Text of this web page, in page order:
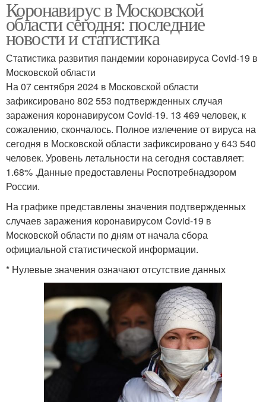
Коронавирус в Московской
области сегодня: последние
новости и статистика
Статистика развития пандемии коронавируса Covid-19 в
Московской области
На 07 сентября 2024 в Московской области
зафиксировано 802 553 подтвержденных случая
заражения коронавирусом Covid-19. 13 469 человек, к
сожалению, скончалось. Полное излечение от вируса на
сегодня в Московской области зафиксировано у 643 540
человек. Уровень летальности на сегодня составляет:
1.68% .Данные предоставлены Роспотребнадзором
России.
На графике представлены значения подтвержденных
случаев заражения коронавирусом Covid-19 в
Московской области по дням от начала сбора
официальной статистической информации.
* Нулевые значения означают отсутствие данных